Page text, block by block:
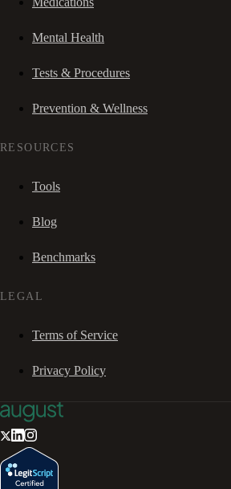
Mental Health
Tests & Procedures
Prevention & Wellness
RESOURCES
Tools
Blog
Benchmarks
LEGAL
Terms of Service
Privacy Policy